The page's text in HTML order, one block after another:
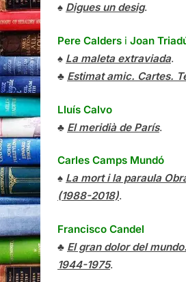
♠ Digues un desig.
Pere Calders i Joan
♠ La maleta extraviada.
♣ Estimat amic. Cartes.
Lluís Calvo
♣ El meridià de París.
Carles Camps Mundó
♠ La mort i la paraula
(1988-2018).
Francisco Candel
♣ El gran dolor del
1944-1975.